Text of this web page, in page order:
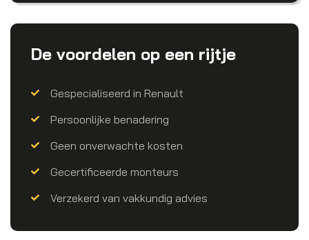
De voordelen op een rijtje
Gespecialiseerd in Renault
Persoonlijke benadering
Geen onverwachte kosten
Gecertificeerde monteurs
Verzekerd van vakkundig advies